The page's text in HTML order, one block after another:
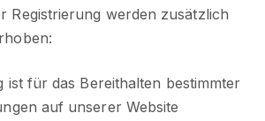
Registrierung werden zusätzlich
ist für das Bereithalten bestimmter
auf unserer Website